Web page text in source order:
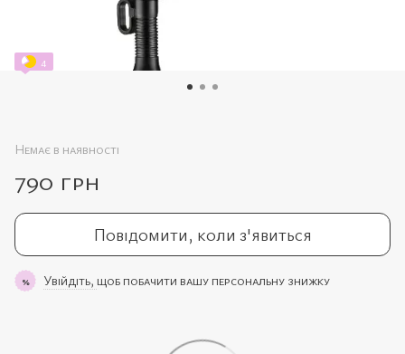
4
Немає в наявності
790 грн
Повідомити, коли з'явиться
% Увійдіть, щоб побачити вашу персональну знижку